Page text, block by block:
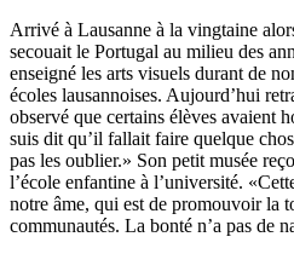
Arrivé à Lausanne à la vingtaine
secouait le Portugal au milieu des
enseigné les arts visuels durant de
écoles lausannoises. Aujourd’hui
observé que certains élèves avaient
suis dit qu’il fallait faire quelque
pas les oublier.» Son petit musée
l’école enfantine à l’université.
notre âme, qui est de promouvoir la
communautés. La bonté n’a pas de